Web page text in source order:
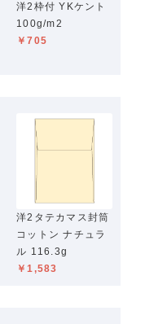
洋2枠付 YKケント
100g/m2
￥705
洋2タテカマス封筒
コットン ナチュラ
ル 116.3g
￥1,583